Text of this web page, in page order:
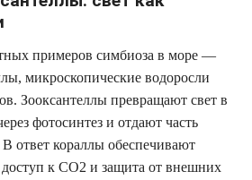
примеров симбиоза в море —
микроскопические водоросли
Зооксантеллы превращают свет в
фотосинтез и отдают часть
ответ кораллы обеспечивают
к CO2 и защита от внешних